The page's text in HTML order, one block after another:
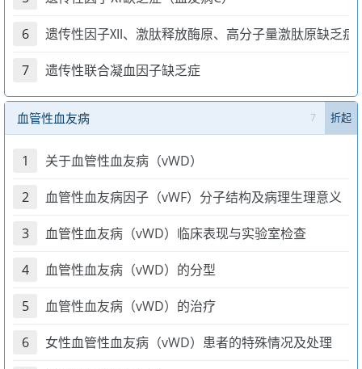
6 遗传性因子Ⅻ、激肽释放酶原、高分子量激肽原缺乏症
7 遗传性联合凝血因子缺乏症
血管性血友病 7 折起
1 关于血管性血友病（vWD）
2 血管性血友病因子（vWF）分子结构及病理生理意义
3 血管性血友病（vWD）临床表现与实验室检查
4 血管性血友病（vWD）的分型
5 血管性血友病（vWD）的治疗
6 女性血管性血友病（vWD）患者的特殊情况及处理